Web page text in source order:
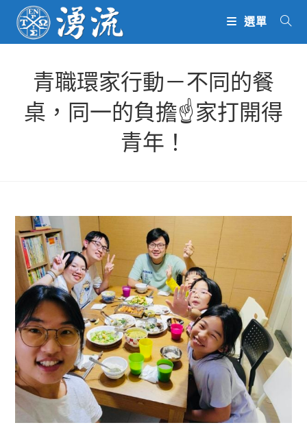
content
選單
青職環家行動－不同的餐
桌，同一的負擔☝️家打開得
青年！